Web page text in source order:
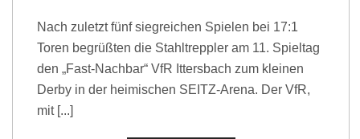
Nach zuletzt fünf siegreichen Spielen bei 17:1
Toren begrüßten die Stahltreppler am 11. Spieltag
den „Fast-Nachbar“ VfR Ittersbach zum kleinen
Derby in der heimischen SEITZ-Arena. Der VfR,
mit [...]